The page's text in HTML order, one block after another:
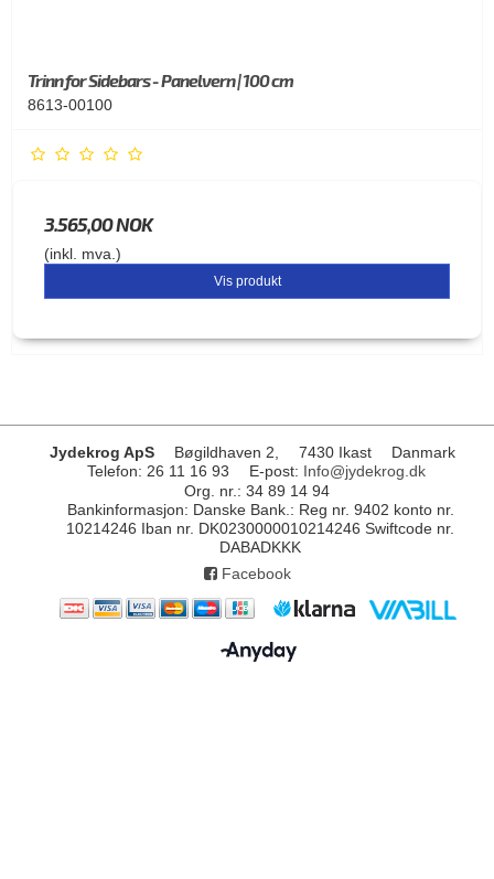
Trinn for Sidebars - Panelvern | 100 cm
8613-00100
3.565,00 NOK
(inkl. mva.)
Vis produkt
Jydekrog ApS Bøgildhaven 2, 7430 Ikast
Danmark
Telefon: 26 11 16 93 E-post: Info@jydekrog.dk
Org. nr.: 34 89 14 94
Bankinformasjon: Danske Bank.: Reg nr. 9402 konto nr.
10214246 Iban nr. DK0230000010214246 Swiftcode nr.
DABADKKK
Facebook